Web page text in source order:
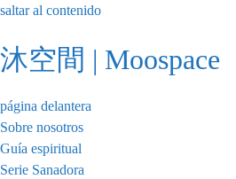
saltar al contenido
沐空間 | Moospace
página delantera
Sobre nosotros
Guía espiritual
Serie Sanadora